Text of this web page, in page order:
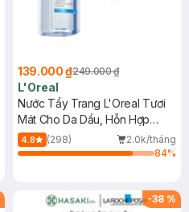
139.000 ₫249.000 ₫
L'Oreal
Nước Tẩy Trang L'Oreal Tươi
Mát Cho Da Dầu, Hỗn Hợp
400ml
4.8 (298)
2.0k/tháng
84%
-38 %